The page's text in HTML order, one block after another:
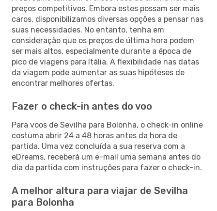
preços competitivos. Embora estes possam ser mais
caros, disponibilizamos diversas opções a pensar nas
suas necessidades. No entanto, tenha em
consideração que os preços de última hora podem
ser mais altos, especialmente durante a época de
pico de viagens para Itália. A flexibilidade nas datas
da viagem pode aumentar as suas hipóteses de
encontrar melhores ofertas.
Fazer o check-in antes do voo
Para voos de Sevilha para Bolonha, o check-in online
costuma abrir 24 a 48 horas antes da hora de
partida. Uma vez concluída a sua reserva com a
eDreams, receberá um e-mail uma semana antes do
dia da partida com instruções para fazer o check-in.
A melhor altura para viajar de Sevilha
para Bolonha